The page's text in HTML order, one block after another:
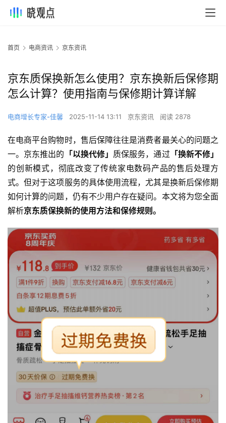
首页 电商资讯 京东资讯
京东质保换新怎么使用？京东换新后保修期
怎么计算？使用指南与保修期计算详解
电商增长专家-佳馨 2025-11-14 13:11 京东资讯 阅读 2878
在电商平台购物时，售后保障往往是消费者最关心的问题之
一。京东推出的 「以换代修」 质保服务，通过「换新不修」
的创新模式，彻底改变了传统家电数码产品的售后处理方
式。但对于这项服务的具体使用流程，尤其是换新后保修期
如何计算的问题，仍有不少用户存在疑问。本文将为您全面
解析京东质保换新的使用方法和保修规则。